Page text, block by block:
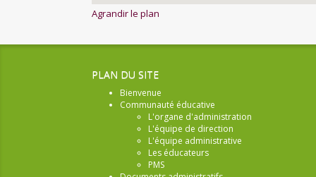
Agrandir le plan
PLAN DU SITE
Bienvenue
Communauté éducative
L'organe d'administration
L'équipe de direction
L'équipe administrative
Les éducateurs
PMS